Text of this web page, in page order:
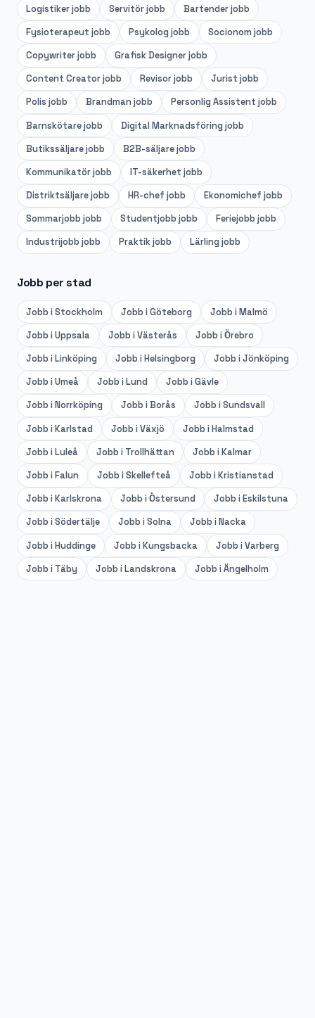
Logistikerjobb Servitörjobb Bartenderjobb
Fysioterapeut jobb Psykolog jobb Socionom jobb
Copywriterjobb Grafisk Designerjobb
Content Creatorjobb Revisorjobb Jurist jobb
Polis jobb Brandman jobb Personlig Assistent jobb
Barnskötarejobb Digital Marknadsföring jobb
Butikssäljarejobb B2B-säljarejobb
Kommunikatörjobb IT-säkerhet jobb
Distriktsäljarejobb HR-chef jobb Ekonomichef jobb
Sommarjobb jobb Studentjobb jobb Feriejobb jobb
Industrijobb jobb Praktikjobb Lärling jobb
Jobb per stad
Jobb iStockholm Jobb iGöteborg Jobb iMalmö
Jobb iUppsala Jobb iVästerås Jobb iÖrebro
Jobb iLinköping Jobb iHelsingborg Jobb iJönköping
Jobb iUmeå Jobb iLund Jobb iGävle
Jobb iNorrköping Jobb iBorås Jobb iSundsvall
Jobb iKarlstad Jobb iVäxjö Jobb iHalmstad
Jobb iLuleå Jobb i Trollhättan Jobb iKalmar
Jobb iFalun Jobb iSkellefteå Jobb iKristianstad
Jobb iKarlskrona Jobb iÖstersund Jobb iEskilstuna
Jobb iSödertälje Jobb iSolna Jobb iNacka
Jobb iHuddinge Jobb iKungsbacka Jobb iVarberg
Jobb i Täby Jobb iLandskrona Jobb iÄngelholm